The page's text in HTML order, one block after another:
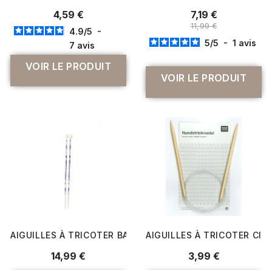
4,59 €
4.9/5 -
7 avis
VOIR LE PRODUIT
7,19 €
11,99 €
5/5 - 1 avis
VOIR LE PRODUIT
AIGUILLES À TRICOTER BAMBOU BLUE FLOWER 23 CM
14,99 €
AIGUILLES À TRICOTER
3,99 €